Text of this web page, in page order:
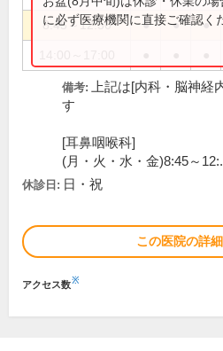
8:45～12:30 ● ● ●
に必ず医療機関に直接ご確認く
備考:
上記は[内科・脳神経
す
[耳鼻咽喉科]
(月・火・水・金)8:45～
休診日: 日・祝
この医院の詳
アクセス数※